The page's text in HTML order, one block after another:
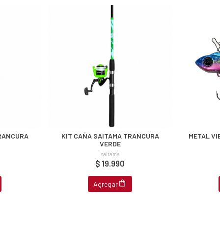
KIT CAÑA SAITAMA TRANCURA
VERDE
saitama
$ 19.990
Agregar
METAL